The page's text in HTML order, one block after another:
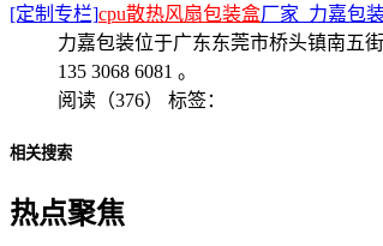
[定制专栏]cpu散热风扇包装盒厂家_力嘉包
力嘉包装位于广东东莞市桥头镇南五
135 3068 6081 。
阅读（376） 标签：
相关搜索
热点聚焦